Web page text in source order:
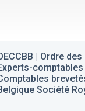
| Ordre des
comptables
Société